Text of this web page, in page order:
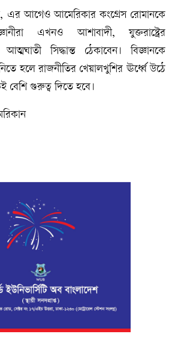
আগেও আমেরিকার কংগ্রেস রোমানকে
এখনও আশাবাদী, যুক্তরাষ্ট্রের
সিদ্ধান্ত ঠেকাবেন। বিজ্ঞানকে
হলে রাজনীতির খেয়ালখুশির ঊর্ধ্বে উঠে
বেশি গুরুত্ব দিতে হবে।